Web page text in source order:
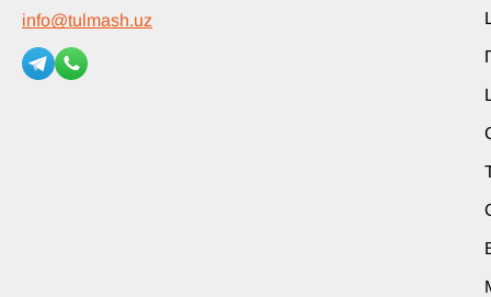
info@tulmash.uz